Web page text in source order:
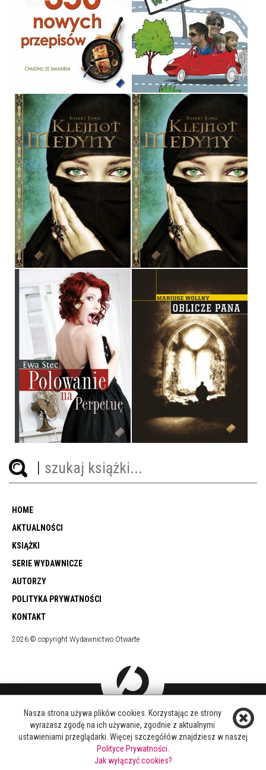
NIE POTRAFIĘ SCHUDNĄĆ
PIERRE DUKAN
OPRAWA MIĘKKA
29,90 ZŁ
TALKI W PODRÓŻY
LESZEK TALKO
OPRAWA MIĘKKA
32,90 ZŁ
KLEJNOT MEDYNY
SHERRY JONES
OPRAWA TWARDA
36,90 ZŁ
KLEJNOT MEDYNY
SHERRY JONES
OPRAWA MIĘKKA
32,90 ZŁ
POLOWANIE NA
PERPETUĘ
EWA STEC
OPRAWA MIĘKKA
29,90 ZŁ
OBLICZE PANA
MARIUSZ WOLLNY
OPRAWA MIĘKKA
34,90 ZŁ
HOME
AKTUALNOŚCI
KSIĄŻKI
SERIE WYDAWNICZE
AUTORZY
POLITYKA PRYWATNOŚCI
KONTAKT
2026 © copyright Wydawnictwo Otwarte
DOŁĄCZ DO NAS
FACEBOOK
TWITTER
Nasza strona używa plików cookies. Korzystając ze strony
wyrażasz zgodę na ich używanie, zgodnie z aktualnymi
ustawieniami przeglądarki. Więcej szczegółów znajdziesz w naszej
Polityce Prywatności.
Jak wyłączyć cookies?